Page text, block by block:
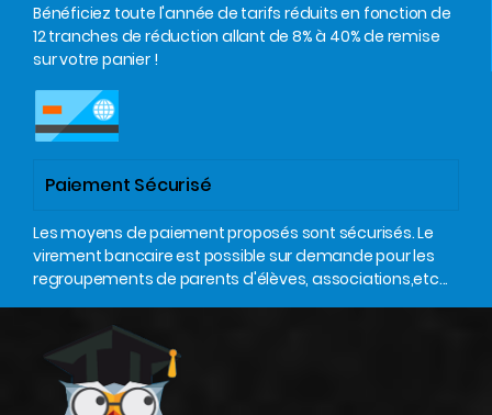
Bénéficiez toute l'année de tarifs réduits en fonction de
12 tranches de réduction allant de 8% à 40% de remise
sur votre panier !
Paiement Sécurisé
Les moyens de paiement proposés sont sécurisés. Le
virement bancaire est possible sur demande pour les
regroupements de parents d'élèves, associations,etc...